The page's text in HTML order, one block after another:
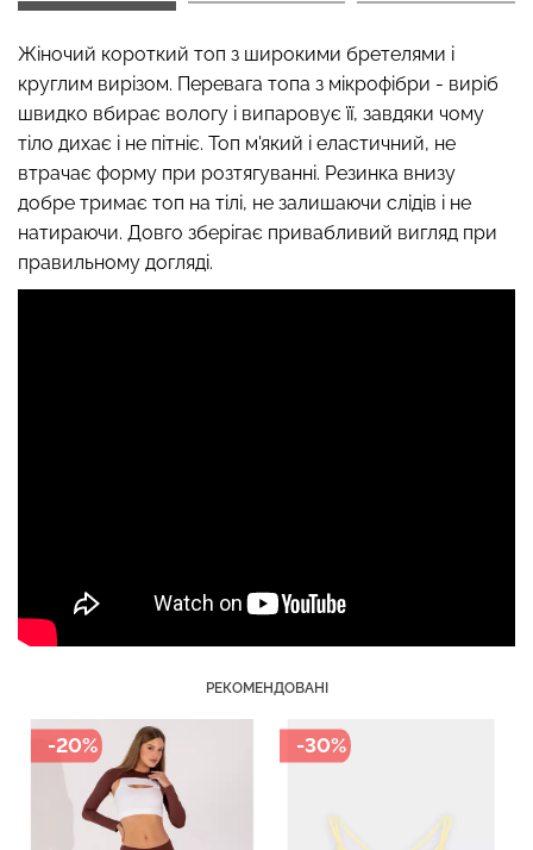
Жіночий короткий топ з широкими бретелями і
круглим вирізом. Перевага топа з мікрофібри - виріб
швидко вбирає вологу і випаровує її, завдяки чому
тіло дихає і не пітніє. Топ м'який і еластичний, не
втрачає форму при розтягуванні. Резинка внизу
добре тримає топ на тілі, не залишаючи слідів і не
натираючи. Довго зберігає привабливий вигляд при
правильному догляді.
РЕКОМЕНДОВАНІ
-20% -30%
Безшовні стрінги STRING
BRIEFS (чорний) Giulia
179 грн.299 грн.
Топ на бретелях в рубчик
CAMI TOP RIB white (білий)
Giulia
299 грн.499 грн.
Велосипедки з пуш-ап
TRACKS SHAPE black
(чорний) Giulia
454 грн.649 грн.
CAMI TOP RIB black
299 грн.499 грн.